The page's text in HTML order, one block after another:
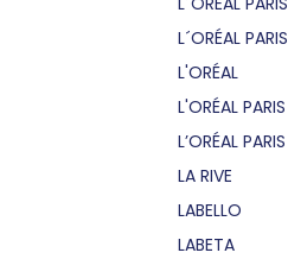
L´ORÉAL PARIS
L'ORÉAL
L'ORÉAL PARIS
L’ORÉAL PARIS
LA RIVE
LABELLO
LABETA